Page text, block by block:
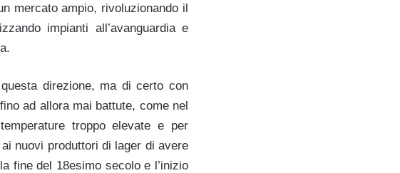
mercato ampio, rivoluzionando il
impianti all’avanguardia e
direzione, ma di certo con
ad allora mai battute, come nel
troppo elevate e per
nuovi produttori di lager di avere
fine del 18esimo secolo e l’inizio